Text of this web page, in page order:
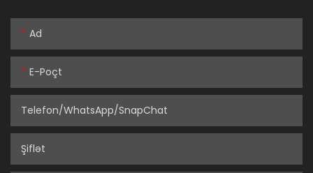
Ad
E-Poçt
Telefon/WhatsApp/SnapChat
Şiflət